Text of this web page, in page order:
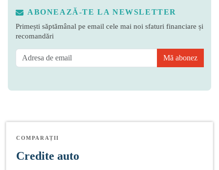
ABONEAZĂ-TE LA NEWSLETTER
Primești săptămânal pe email cele mai noi sfaturi financiare și
recomandări
Mă abonez
COMPARAȚII
Credite auto